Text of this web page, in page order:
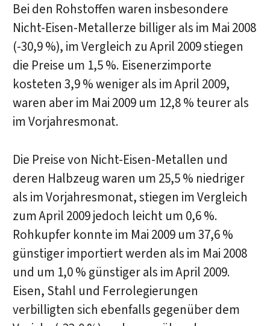
Bei den Rohstoffen waren insbesondere
Nicht-Eisen-Metallerze billiger als im Mai 2008
(-30,9 %), im Vergleich zu April 2009 stiegen
die Preise um 1,5 %. Eisenerzimporte
kosteten 3,9 % weniger als im April 2009,
waren aber im Mai 2009 um 12,8 % teurer als
im Vorjahresmonat.
Die Preise von Nicht-Eisen-Metallen und
deren Halbzeug waren um 25,5 % niedriger
als im Vorjahresmonat, stiegen im Vergleich
zum April 2009 jedoch leicht um 0,6 %.
Rohkupfer konnte im Mai 2009 um 37,6 %
günstiger importiert werden als im Mai 2008
und um 1,0 % günstiger als im April 2009.
Eisen, Stahl und Ferrolegierungen
verbilligten sich ebenfalls gegenüber dem